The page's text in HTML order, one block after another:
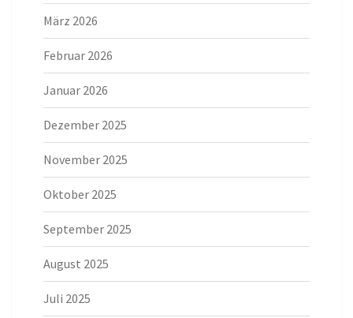
März 2026
Februar 2026
Januar 2026
Dezember 2025
November 2025
Oktober 2025
September 2025
August 2025
Juli 2025